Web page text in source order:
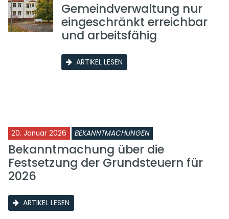
Gemeindverwaltung nur
eingeschränkt erreichbar
und arbeitsfähig
ARTIKEL LESEN
20. Januar 2026 BEKANNTMACHUNGEN
Bekanntmachung über die
Festsetzung der Grundsteuern für
2026
ARTIKEL LESEN